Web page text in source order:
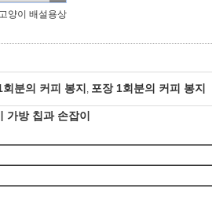
양이 배설용상
분의 커피 봉지 , 포장 1회분의 커피 봉지
가방 칩과 손잡이